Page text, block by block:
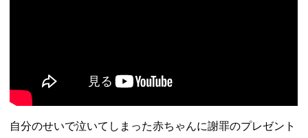
自分のせいで泣いてしまった赤ちゃんに謝罪のプレゼント